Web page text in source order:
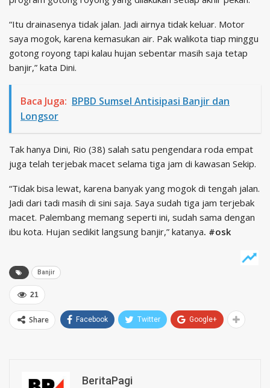
“Itu drainasenya tidak jalan. Jadi airnya tidak keluar. Motor
saya mogok, karena kemasukan air. Pak walikota tiap minggu
gotong royong tapi kalau hujan sebentar masih saja tetap
banjir,” kata Dini.
Baca Juga: BPBD Sumsel Antisipasi Banjir dan
Longsor
Tak hanya Dini, Rio (38) salah satu pengendara roda empat
juga telah terjebak macet selama tiga jam di kawasan Sekip.
“Tidak bisa lewat, karena banyak yang mogok di tengah jalan.
Jadi dari tadi masih di sini saja. Saya sudah tiga jam terjebak
macet. Palembang memang seperti ini, sudah sama dengan
ibu kota. Hujan sedikit langsung banjir,” katanya. #osk
Banjir
21
Share Facebook Twitter Google+
BeritaPagi